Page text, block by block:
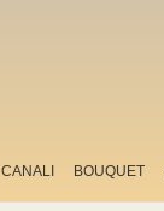
CANALI BOUQUET